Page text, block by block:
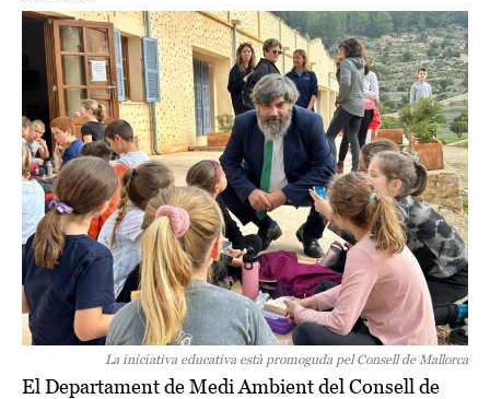
La iniciativa educativa està promoguda pel Consell de Mallorca
El Departament de Medi Ambient del Consell de